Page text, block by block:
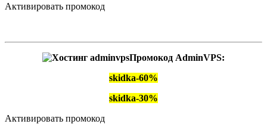
Активировать промокод
Промокод AdminVPS:
skidka-60%
skidka-30%
Активировать промокод